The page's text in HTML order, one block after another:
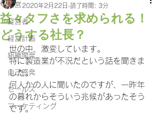
経営
経営者
経営計画
組織開発
自己啓発
セールス
マーケティング
益々タフさを求められる！
どうする社長？
2020年2月22日 読了時間: 3分
世の中、激変しています。
特に製造業が不況だという話を聞きま
した。
何人かの人に聞いたのですが、一昨年
の暮れからそういう兆候があったそう
です。